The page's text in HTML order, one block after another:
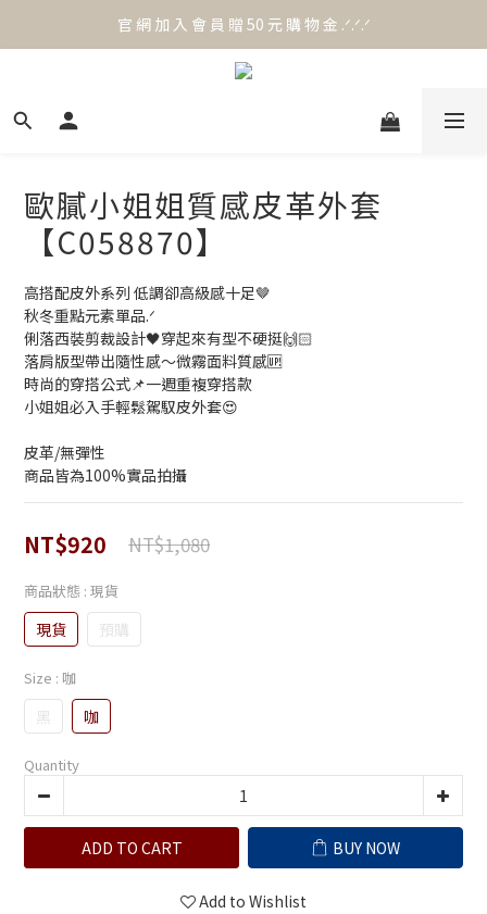
官 網 加 入 會 員 贈 50 元 購 物 金 .ᐟ.ᐟ.ᐟ
官 網 加 入 會 員 贈 50 元 購 物 金 .ᐟ.ᐟ.ᐟ
⟡.·*. 滿 NT.1000 免 運 費 ꔛ♡
歐膩小姐姐質感皮革外套
【C058870】
高搭配皮外系列 低調卻高級感十足🤎
秋冬重點元素單品.ᐟ
俐落西裝剪裁設計🖤穿起來有型不硬挺🙌🏻
落肩版型帶出隨性感～微霧面料質感🆙
時尚的穿搭公式📌一週重複穿搭款
小姐姐必入手輕鬆駕馭皮外套😍
皮革/無彈性
商品皆為100%實品拍攝
NT$920 NT$1,080
商品狀態 : 現貨
現貨 預購
Size : 咖
黑 咖
Quantity
ADD TO CART BUY NOW
Add to Wishlist